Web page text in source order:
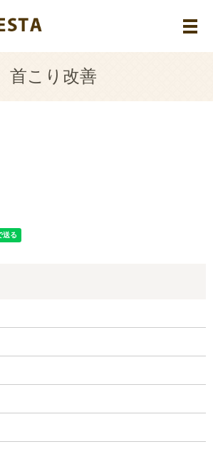
メ
首こり改善